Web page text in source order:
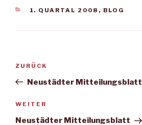
KATEGORIEN
1. QUARTAL 2008 , BLOG
Beitragsnavigation
Vorheriger
Beitrag
ZURÜCK
Neustädter Mitteilungsblatt
Nächster
Beitrag
WEITER
Neustädter Mitteilungsblatt